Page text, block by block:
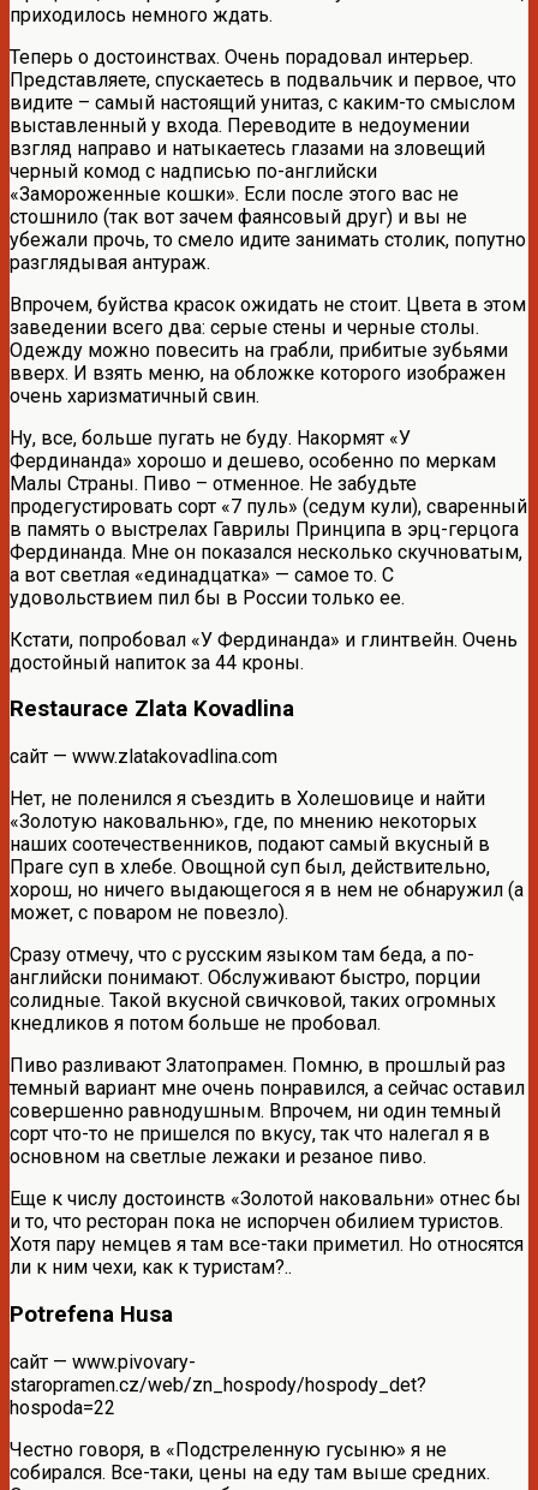
приходилось немного ждать.
Теперь о достоинствах. Очень порадовал интерьер.
Представляете, спускаетесь в подвальчик и первое, что
видите – самый настоящий унитаз, с каким-то смыслом
выставленный у входа. Переводите в недоумении
взгляд направо и натыкаетесь глазами на зловещий
черный комод с надписью по-английски
«Замороженные кошки». Если после этого вас не
стошнило (так вот зачем фаянсовый друг) и вы не
убежали прочь, то смело идите занимать столик, попутно
разглядывая антураж.
Впрочем, буйства красок ожидать не стоит. Цвета в этом
заведении всего два: серые стены и черные столы.
Одежду можно повесить на грабли, прибитые зубьями
вверх. И взять меню, на обложке которого изображен
очень харизматичный свин.
Ну, все, больше пугать не буду. Накормят «У
Фердинанда» хорошо и дешево, особенно по меркам
Малы Страны. Пиво – отменное. Не забудьте
продегустировать сорт «7 пуль» (седум кули), сваренный
в память о выстрелах Гаврилы Принципа в эрц-герцога
Фердинанда. Мне он показался несколько скучноватым,
а вот светлая «единадцатка» — самое то. С
удовольствием пил бы в России только ее.
Кстати, попробовал «У Фердинанда» и глинтвейн. Очень
достойный напиток за 44 кроны.
Restaurace Zlatа Kovadlina
сайт — www.zlatakovadlina.com
Нет, не поленился я съездить в Холешовице и найти
«Золотую наковальню», где, по мнению некоторых
наших соотечественников, подают самый вкусный в
Праге суп в хлебе. Овощной суп был, действительно,
хорош, но ничего выдающегося я в нем не обнаружил (а
может, с поваром не повезло).
Сразу отмечу, что с русским языком там беда, а по-
английски понимают. Обслуживают быстро, порции
солидные. Такой вкусной свичковой, таких огромных
кнедликов я потом больше не пробовал.
Пиво разливают Златопрамен. Помню, в прошлый раз
темный вариант мне очень понравился, а сейчас оставил
совершенно равнодушным. Впрочем, ни один темный
сорт что-то не пришелся по вкусу, так что налегал я в
основном на светлые лежаки и резаное пиво.
Еще к числу достоинств «Золотой наковальни» отнес бы
и то, что ресторан пока не испорчен обилием туристов.
Хотя пару немцев я там все-таки приметил. Но относятся
ли к ним чехи, как к туристам?..
Potrefena Husa
сайт — www.pivovary-
staropramen.cz/web/zn_hospody/hospody_det?
hospoda=22
Честно говоря, в «Подстреленную гусыню» я не
собирался. Все-таки, цены на еду там выше средних.